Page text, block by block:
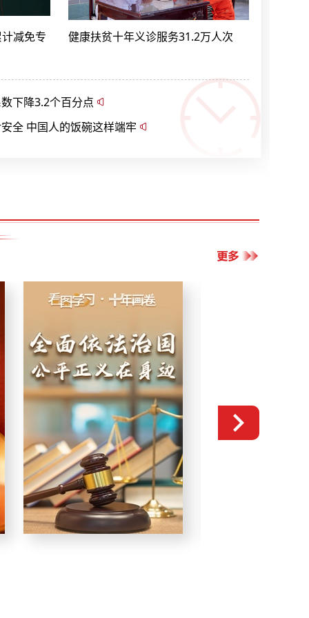
减免专 健康扶贫十年义诊服务31.2万人次
下降3.2个百分点
全 中国人的饭碗这样端牢